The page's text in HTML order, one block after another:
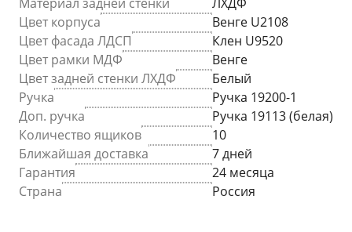
Цвет корпуса
Венге U2108
Цвет фасада ЛДСП
Клен U9520
Цвет рамки МДФ
Венге
Цвет задней стенки ЛХДФ
Белый
Ручка
Ручка 19200-1
Доп. ручка
Ручка 19113 (белая)
Количество ящиков
10
Ближайшая доставка
7 дней
Гарантия
24 месяца
Страна
Россия